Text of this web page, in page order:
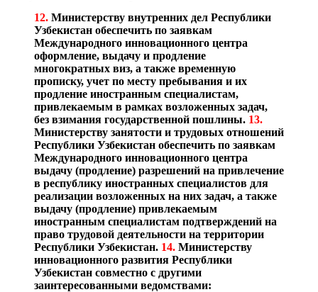
12. Министерству внутренних дел Республики
Узбекистан обеспечить по заявкам
Международного инновационного центра
оформление, выдачу и продление
многократных виз, а также временную
прописку, учет по месту пребывания и их
продление иностранным специалистам,
привлекаемым в рамках возложенных задач,
без взимания государственной пошлины. 13.
Министерству занятости и трудовых отношений
Республики Узбекистан обеспечить по заявкам
Международного инновационного центра
выдачу (продление) разрешений на привлечение
в республику иностранных специалистов для
реализации возложенных на них задач, а также
выдачу (продление) привлекаемым
иностранным специалистам подтверждений на
право трудовой деятельности на территории
Республики Узбекистан. 14. Министерству
инновационного развития Республики
Узбекистан совместно с другими
заинтересованными ведомствами: